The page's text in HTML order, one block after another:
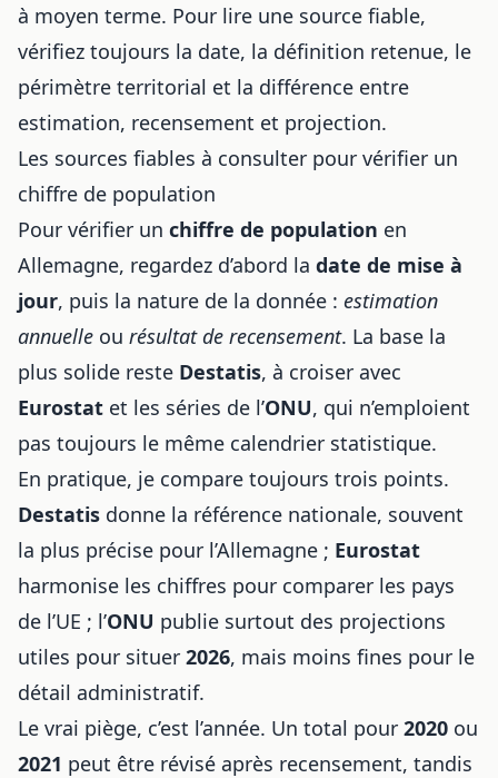
à moyen terme. Pour lire une source fiable,
vérifiez toujours la date, la définition retenue, le
périmètre territorial et la différence entre
estimation, recensement et projection.
Les sources fiables à consulter pour vérifier un
chiffre de population
Pour vérifier un chiffre de population en
Allemagne, regardez d’abord la date de mise à
jour, puis la nature de la donnée : estimation
annuelle ou résultat de recensement. La base la
plus solide reste Destatis, à croiser avec
Eurostat et les séries de l’ONU, qui n’emploient
pas toujours le même calendrier statistique.
En pratique, je compare toujours trois points.
Destatis donne la référence nationale, souvent
la plus précise pour l’Allemagne ; Eurostat
harmonise les chiffres pour comparer les pays
de l’UE ; l’ONU publie surtout des projections
utiles pour situer 2026, mais moins fines pour le
détail administratif.
Le vrai piège, c’est l’année. Un total pour 2020 ou
2021 peut être révisé après recensement, tandis